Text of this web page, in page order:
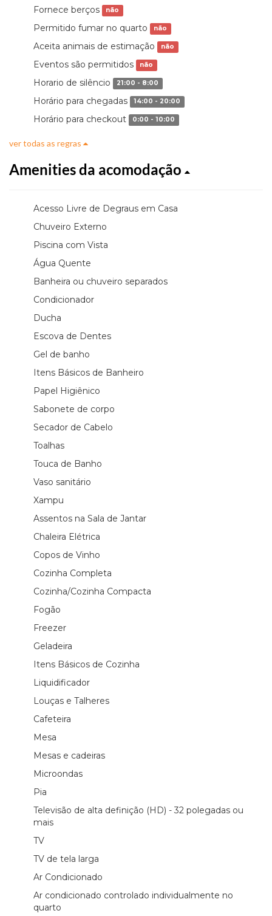
Fornece berços não
Permitido fumar no quarto não
Aceita animais de estimação não
Eventos são permitidos não
Horario de silêncio 21:00 - 8:00
Horário para chegadas 14:00 - 20:00
Horário para checkout 0:00 - 10:00
ver todas as regras
Amenities da acomodação
Acesso Livre de Degraus em Casa
Chuveiro Externo
Piscina com Vista
Água Quente
Banheira ou chuveiro separados
Condicionador
Ducha
Escova de Dentes
Gel de banho
Itens Básicos de Banheiro
Papel Higiênico
Sabonete de corpo
Secador de Cabelo
Toalhas
Touca de Banho
Vaso sanitário
Xampu
Assentos na Sala de Jantar
Chaleira Elétrica
Copos de Vinho
Cozinha Completa
Cozinha/Cozinha Compacta
Fogão
Freezer
Geladeira
Itens Básicos de Cozinha
Liquidificador
Louças e Talheres
Cafeteira
Mesa
Mesas e cadeiras
Microondas
Pia
Televisão de alta definição (HD) - 32 polegadas ou
mais
TV
TV de tela larga
Ar Condicionado
Ar condicionado controlado individualmente no
quarto